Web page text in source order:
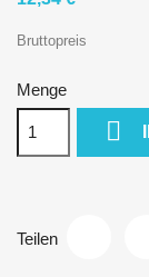
Bruttopreis
Menge

Teilen